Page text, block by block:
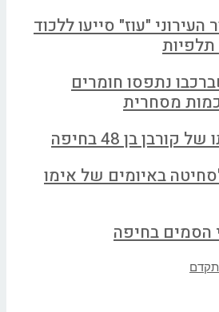
"עוז" סייעו ללכוד
נתפסו חומרים
מסחרית
בן 48 בחיפה
לסחיטה באיומים של אימו
הסמים בחיפה